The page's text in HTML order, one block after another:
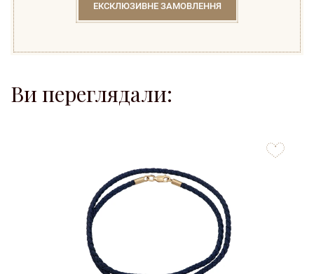
ЕКСКЛЮЗИВНЕ ЗАМОВЛЕННЯ
Ви переглядали:
favorites